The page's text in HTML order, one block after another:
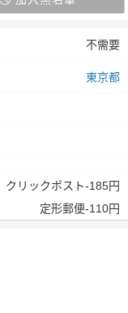
不需要
東京都
クリックポスト-185円
定形郵便-110円